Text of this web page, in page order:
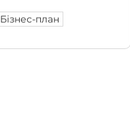
Бізнес-план